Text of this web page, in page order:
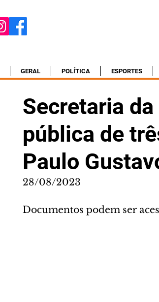
GERAL POLÍTICA ESPORTES
Secretaria
pública de
Paulo
28/08/2023
Documentos podem ser